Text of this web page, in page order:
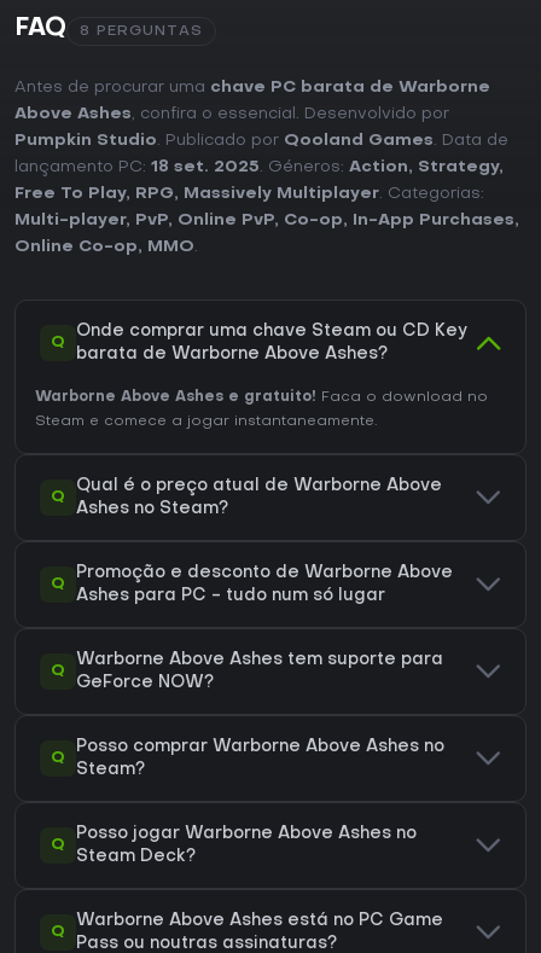
FAQ 8 PERGUNTAS
Antes de procurar uma chave PC barata de Warborne
Above Ashes, confira o essencial. Desenvolvido por
Pumpkin Studio. Publicado por Qooland Games. Data de
lançamento PC: 18 set. 2025. Géneros: Action, Strategy,
Free To Play, RPG, Massively Multiplayer. Categorias:
Multi-player, PvP, Online PvP, Co-op, In-App Purchases,
Online Co-op, MMO.
Q
Onde comprar uma chave Steam ou CD Key
barata de Warborne Above Ashes?
Warborne Above Ashes e gratuito! Faca o download no
Steam e comece a jogar instantaneamente.
Q
Qual é o preço atual de Warborne Above
Ashes no Steam?
Q
Promoção e desconto de Warborne Above
Ashes para PC - tudo num só lugar
Q
Warborne Above Ashes tem suporte para
GeForce NOW?
Q
Posso comprar Warborne Above Ashes no
Steam?
Q
Posso jogar Warborne Above Ashes no
Steam Deck?
Q
Warborne Above Ashes está no PC Game
Pass ou noutras assinaturas?